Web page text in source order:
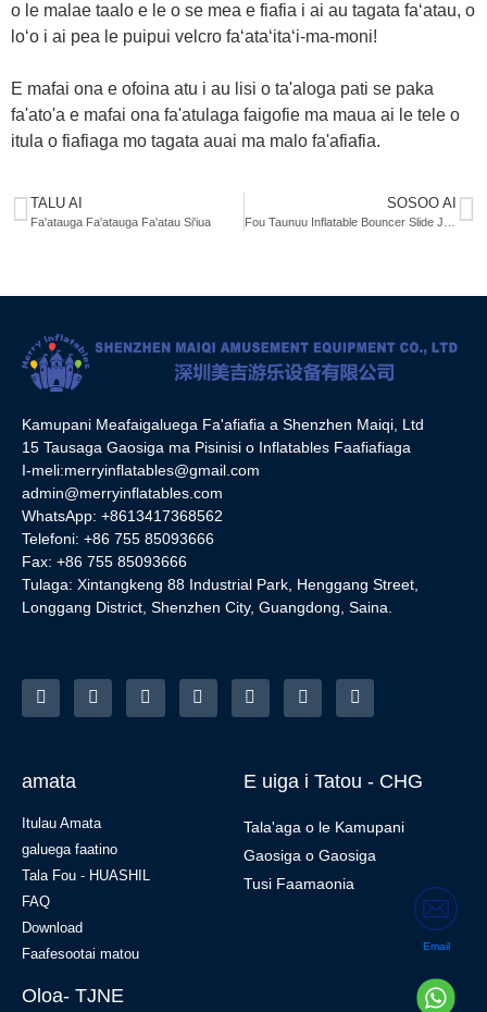
o le malae taalo e le o se mea e fiafia i ai au tagata faʻatau, o
loʻo i ai pea le puipui velcro faʻataʻitaʻi-ma-moni!
E mafai ona e ofoina atu i au lisi o ta'aloga pati se paka
fa'ato'a e mafai ona fa'atulaga faigofie ma maua ai le tele o
itula o fiafiaga mo tagata auai ma malo fa'afiafia.
TALU AI
Fa'atauga Fa'atauga Fa'atau Si'iua
SOSOO AI
Kamupani Meafaigaluega Fa'afiafia a Shenzhen Maiqi, Ltd
15 Tausaga Gaosiga ma Pisinisi o Inflatables Faafiafiaga
I-meli:merryinflatables@gmail.com
admin@merryinflatables.com
WhatsApp: +8613417368562
Telefoni: +86 755 85093666
Fax: +86 755 85093666
Tulaga: Xintangkeng 88 Industrial Park, Henggang Street,
Longgang District, Shenzhen City, Guangdong, Saina.
amata
Itulau Amata
galuega faatino
Tala Fou - HUASHIL
FAQ
Download
Faafesootai matou
E uiga i Tatou - CHG
Tala'aga o le Kamupani
Gaosiga o Gaosiga
Tusi Faamaonia
Oloa- TJNE
Email